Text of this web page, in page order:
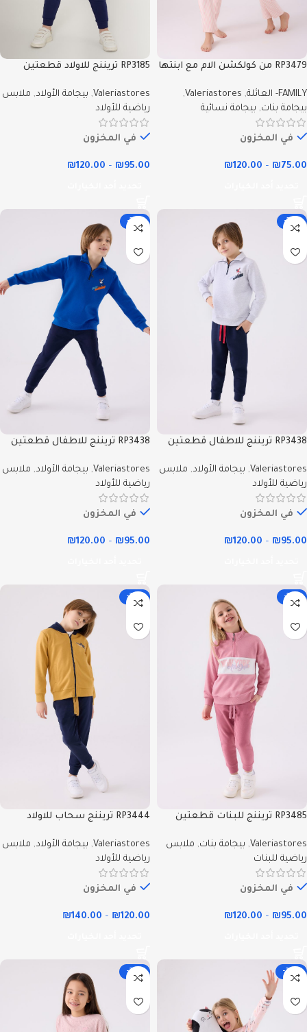
RP3479 من كولكشن الام مع ابنتها
Valeriastores
FAMILY- العائلة ,
Valeriastores
,
بيجامة بنات, بيجامة نسائية
في المخزون
₪75.00
–
₪120.00
RP3185 تريننج للاولاد قطعتين
Valeriastores
, بيجامة الأولاد, ملابس
رياضية للأولاد
في المخزون
₪95.00
–
₪120.00
-32%
RP3438 تريننج للاطفال قطعتين
Valeriastores
Valeriastores
, بيجامة الأولاد, ملابس
رياضية للأولاد
في المخزون
₪95.00
–
₪120.00
-32%
RP3438 تريننج للاطفال قطعتين
Valeriastores
Valeriastores
, بيجامة الأولاد, ملابس
رياضية للأولاد
في المخزون
₪95.00
–
₪120.00
-32%
RP3485 تريننج للبنات قطعتين
Valeriastores
, بيجامة بنات, ملابس
رياضية للبنات
في المخزون
₪95.00
–
₪120.00
-25%
RP3444 تريننج سحاب للاولاد
Valeriastores
Valeriastores
, بيجامة الأولاد, ملابس
رياضية للأولاد
في المخزون
₪120.00
–
₪140.00
-24%
-26%